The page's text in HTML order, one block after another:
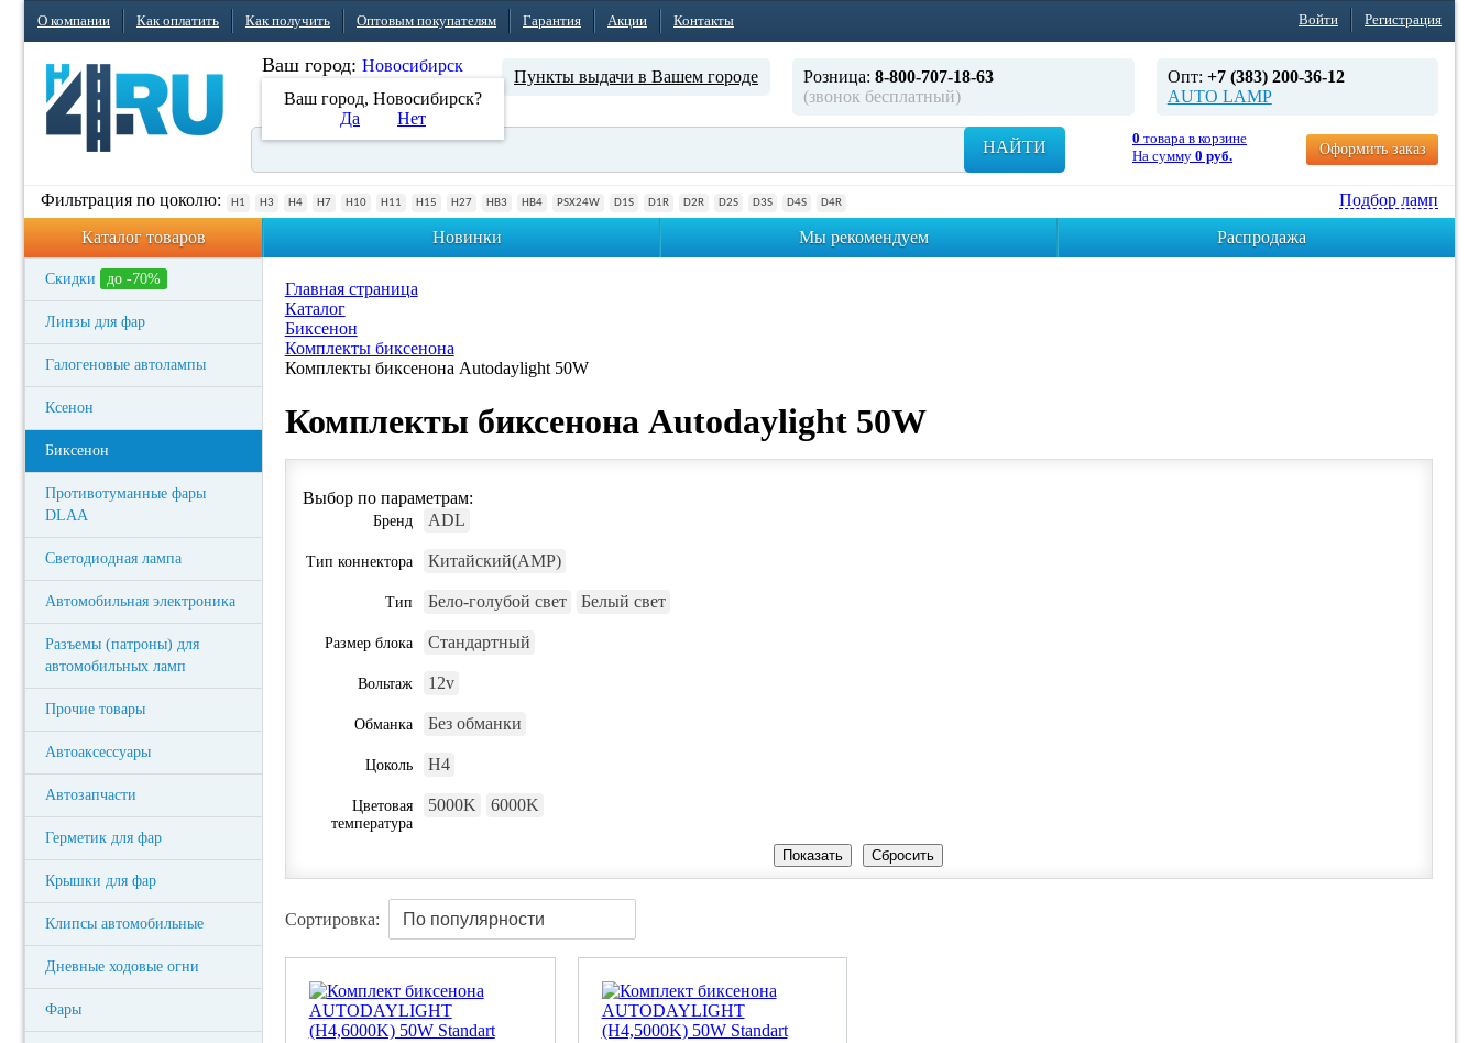
О компании Как оплатить Как получить Оптовым покупателям Гарантия Акции Контакты Войти Регистрация
Ваш город: Новосибирск
Ваш город, Новосибирск?
Да
Нет
Пункты выдачи в Вашем городе Розница: 8-800-707-18-63
(звонок бесплатный)
Опт: +7 (383) 200-36-12
AUTO LAMP
НАЙТИ 0 товара в корзине
На сумму 0 руб. Оформить заказ
Фильтрация по цоколю: H1 H3 H4 H7 H10 H11 H15 H27 HB3 HB4 PSX24W D1S D1R D2R D2S D3S D4S D4R
Подбор ламп
Каталог товаров
Новинки Мы рекомендуем Распродажа
Скидки до -70%
Линзы для фар
Галогеновые автолампы
Ксенон
Биксенон
Противотуманные фары
DLAA
Светодиодная лампа
Автомобильная электроника
Разъемы (патроны) для
автомобильных ламп
Прочие товары
Автоаксессуары
Автозапчасти
Герметик для фар
Крышки для фар
Клипсы автомобильные
Дневные ходовые огни
Фары
Главная страница
Каталог
Биксенон
Комплекты биксенона
Комплекты биксенона Autodaylight 50W
Комплекты биксенона Autodaylight 50W
Выбор по параметрам:
Бренд ADL
Тип коннектора Китайский(AMP)
Тип Бело-голубой свет Белый свет
Размер блока Стандартный
Вольтаж 12v
Обманка Без обманки
Цоколь H4
Цветовая
температура
5000K 6000K
Сортировка: